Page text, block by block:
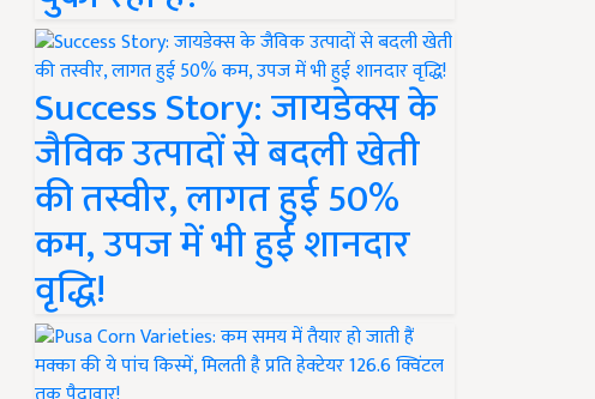
Success Story: जायडेक्स के
जैविक उत्पादों से बदली खेती
की तस्वीर, लागत हुई 50%
कम, उपज में भी हुई शानदार
वृद्धि!